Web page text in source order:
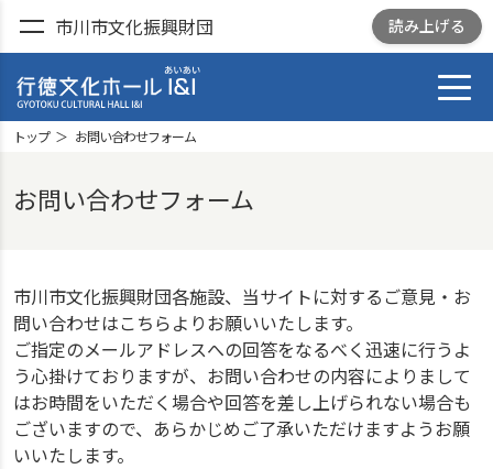
市川市文化振興財団 読み上げる
GYOTOKU CULTRURAL
トップ お問い合わせフォーム
お問い合わせフォーム
市川市文化振興財団各施設、当サイトに対するご意見・お
問い合わせはこちらよりお願いいたします。
ご指定のメールアドレスへの回答をなるべく迅速に行うよ
う心掛けておりますが、お問い合わせの内容によりまして
はお時間をいただく場合や回答を差し上げられない場合も
ございますので、あらかじめご了承いただけますようお願
いいたします。